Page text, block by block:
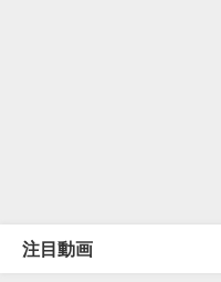
注目動画